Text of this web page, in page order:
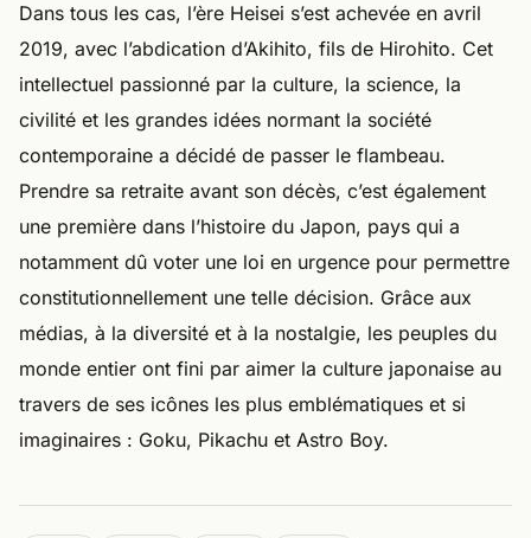
Dans tous les cas, l’ère Heisei s’est achevée en avril
2019, avec l’abdication d’Akihito, fils de Hirohito. Cet
intellectuel passionné par la culture, la science, la
civilité et les grandes idées normant la société
contemporaine a décidé de passer le flambeau.
Prendre sa retraite avant son décès, c’est également
une première dans l’histoire du Japon, pays qui a
notamment dû voter une loi en urgence pour permettre
constitutionnellement une telle décision. Grâce aux
médias, à la diversité et à la nostalgie, les peuples du
monde entier ont fini par aimer la culture japonaise au
travers de ses icônes les plus emblématiques et si
imaginaires : Goku, Pikachu et Astro Boy.